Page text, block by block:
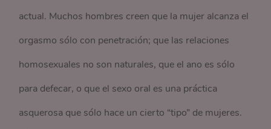
actual. Muchos hombres creen que la mujer alcanza el
orgasmo sólo con penetración; que las relaciones
homosexuales no son naturales, que el ano es sólo
para defecar, o que el sexo oral es una práctica
asquerosa que sólo hace un cierto “tipo” de mujeres.